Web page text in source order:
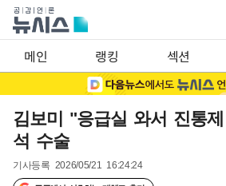
메인 랭킹 섹션
김보미 "응급실 와서 진통
석 수술
기사등록 2026/05/21 16:24:24